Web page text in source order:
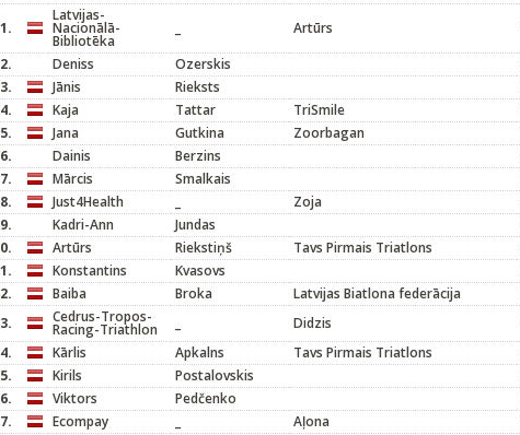
Latvijas-
Nacionālā-
Bibliotēka
Artūrs
Deniss Ozerskis
Jānis Rieksts
Kaja Tattar TriSmile
Jana Gutkina Zoorbagan
Dainis Berzins
Mārcis Smalkais
Just4Health Zoja
Kadri-Ann Jundas
Artūrs Riekstiņš Tavs Pirmais Triatlons
Konstantins Kvasovs
Baiba Broka Latvijas Biatlona federācija
Cedrus-Tropos-
Racing-Triathlon Didzis
Kārlis Apkalns Tavs Pirmais Triatlons
Kirils Postalovskis
Viktors Pedčenko
Ecompay Aļona